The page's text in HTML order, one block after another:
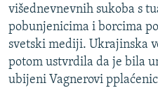
višednevnevnih sukoba s
pobunjenicima i borcima
svetski mediji. Ukrajinska
potom ustvrdila da je bila
ubijeni Vagnerovi